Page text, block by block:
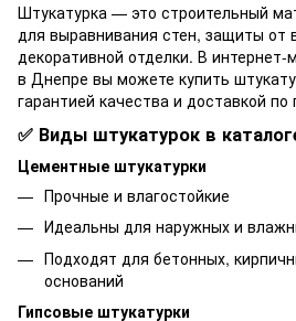
Штукатурка — это строительный
для выравнивания стен, защиты от
декоративной отделки. В интернет-
в Днепре вы можете купить
гарантией качества и доставкой по
✅ Виды штукатурок в
Цементные штукатурки
Прочные и влагостойкие
Идеальны для наружных и
Подходят для бетонных,
оснований
Гипсовые штукатурки